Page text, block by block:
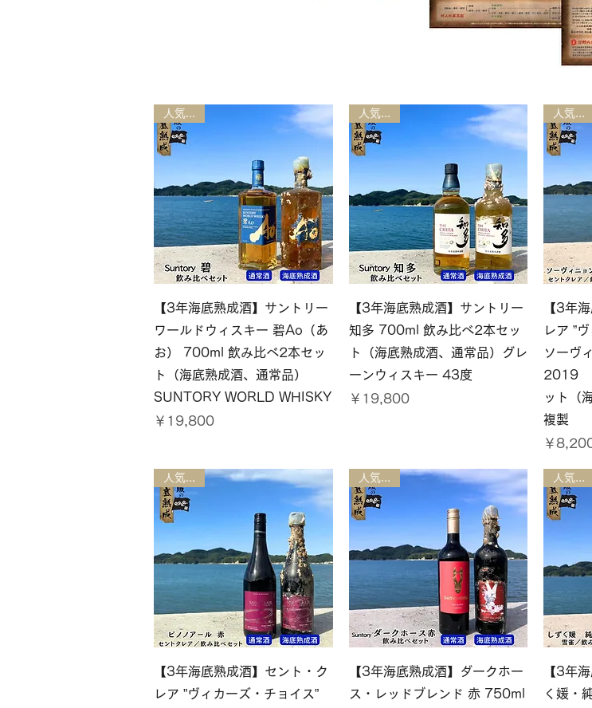
クイックビュー
人気商品
【3年海底熟成酒】サントリー
ワールドウィスキー 碧Ao（あ
お） 700ml 飲み比べ2本セッ
ト（海底熟成酒、通常品）
SUNTORY WORLD WHISKY
価格
￥19,800
クイックビュー
人気商品
【3年海底熟成酒】サントリー
知多 700ml 飲み比べ2本セッ
ト（海底熟成酒、通常品）グレ
ーンウィスキー 43度
価格
￥19,800
人気商品
【3年
レア ”
ソーヴ
2019
ット（
複製
価格
￥
クイックビュー
【3年海底熟成酒】セント・ク
レア ”ヴィカーズ・チョイス”
クイックビュー
【3年海底熟成酒】ダークホー
ス・レッドブレンド 赤 750ml
【3年
く媛・